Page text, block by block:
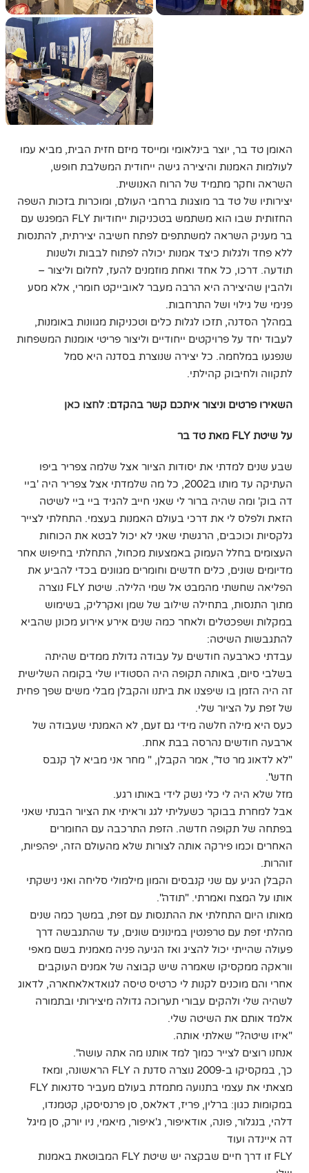
האומן טד בר, יוצר בינלאומי ומייסד מיזם חזית הבית, מביא עמו
לעולמות האמנות והיצירה גישה ייחודית המשלבת חופש,
השראה וחקר מתמיד של הרוח האנושית.
יצירותיו של טד בר מוצגות ברחבי העולם, ומוכרות בזכות השפה
החזותית שבו הוא משתמש בטכניקות ייחודיות FLY המפגש עם
בר מעניק השראה למשתתפים לפתח חשיבה יצירתית, להתנסות
ללא פחד ולגלות כיצד אמנות יכולה לפתוח לבבות ולשנות
תודעה. דרכו, כל אחד ואחת מוזמנים להעז, לחלום וליצור –
ולהבין שהיצירה היא הרבה מעבר לאובייקט חומרי, אלא מסע
פנימי של גילוי ושל התרחבות.
במהלך הסדנה, תזכו לגלות כלים וטכניקות מגוונות באומנות,
לעבוד יחד על פרויקטים ייחודיים וליצור פריטי אומנות המשפחות
שנפגעו במלחמה. כל יצירה שנוצרת בסדנה היא סמל
לתקווה ולחיבוק קהילתי.
השאירו פרטים וניצור איתכם קשר בהקדם: לחצו כאן
על שיטת FLY מאת טד בר
שבע שנים למדתי את יסודות הציור אצל שלמה צפריר ביפו
העתיקה עד מותו ב2002, כל מה שלמדתי אצל צפריר היה 'ביי
דה בוק' ומה שהיה ברור לי שאני חייב להגיד ביי ביי לשיטה
הזאת ולפלס לי את דרכי בעולם האמנות בעצמי. התחלתי לצייר
גלקסיות וכוכבים, הרגשתי שאני לא יכול לבטא את הכוחות
העצומים בחלל העמוק באמצעות מכחול, התחלתי בחיפוש אחר
מדיומים שונים, כלים חדשים וחומרים מגוונים בכדי להביע את
הפליאה שחשתי מהמבט אל שמי הלילה. שיטת FLY נוצרה
מתוך התנסות, בתחילה שילוב של שמן ואקרליק, בשימוש
במקלות ושפכטלים ולאחר כמה שנים אירע אירוע מכונן שהביא
להתגבשות השיטה:
עבדתי כארבעה חודשים על עבודה גדולת ממדים שהיתה
בשלבי סיום, באותה תקופה היה הסטודיו שלי בקומה השלישית
זה היה הזמן בו שיפצנו את ביתנו והקבלן מבלי משים שפך פחית
של זפת על הציור שלי.
כעס היא מילה חלשה מידי גם זעם, לא האמנתי שעבודה של
ארבעה חודשים נהרסה בבת אחת.
"לא לדאוג מר טד", אמר הקבלן, " מחר אני מביא לך קנבס
חדש".
מזל שלא היה לי כלי נשק לידי באותו רגע.
אבל למחרת בבוקר כשעליתי לגג וראיתי את הציור הבנתי שאני
בפתחה של תקופה חדשה. הזפת התרכבה עם החומרים
האחרים וכמו פירקה אותה לצורות שלא מהעולם הזה, יפהפיות,
זוהרות.
הקבלן הגיע עם שני קנבסים והמון מילמולי סליחה ואני נישקתי
אותו על המצח ואמרתי. "תודה".
מאותו היום התחלתי את ההתנסות עם זפת, במשך כמה שנים
מהלתי זפת עם טרפנטין במינונים שונים, עד שהתגבשה דרך
פעולה שהייתי יכול להציג ואז הגיעה פניה מאמנית בשם מאפי
ווראקה ממקסיקו שאמרה שיש קבוצה של אמנים העוקבים
אחרי והם מוכנים לקנות לי כרטיס טיסה לגואדאלאחארה, לדאוג
לשהיה שלי ולהקים עבורי תערוכה גדולה מיצירותי ובתמורה
אלמד אותם את השיטה שלי.
"איזו שיטה?" שאלתי אותה.
אנחנו רוצים לצייר כמוך למד אותנו מה אתה עושה".
כך, במקסיקו ב-2009 נוצרה סדנת ה FLY הראשונה, ומאז
מצאתי את עצמי בתנועה מתמדת בעולם מעביר סדנאות FLY
במקומות כגון: ברלין, פריז, דאלאס, סן פרנסיסקו, קטמנדו,
דלהי, בנגלור, פונה, אודאיפור, ג'איפור, מיאמי, ניו יורק, סן מיגל
דה איינדה ועוד
FLY זו דרך חיים שבקצה יש שיטת FLY המבוטאת באמנות